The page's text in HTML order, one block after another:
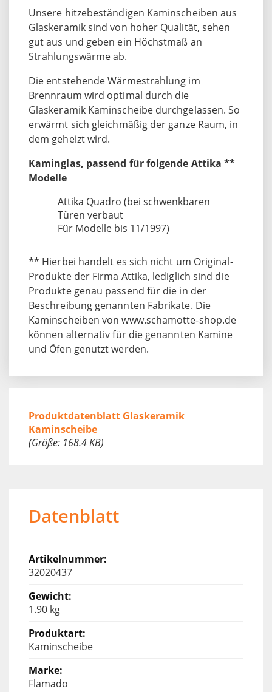
Unsere hitzebeständigen Kaminscheiben aus
Glaskeramik sind von hoher Qualität, sehen
gut aus und geben ein Höchstmaß an
Strahlungswärme ab.
Die entstehende Wärmestrahlung im
Brennraum wird optimal durch die
Glaskeramik Kaminscheibe durchgelassen. So
erwärmt sich gleichmäßig der ganze Raum, in
dem geheizt wird.
Kaminglas, passend für folgende Attika **
Modelle
Attika Quadro (bei schwenkbaren
Türen verbaut
Für Modelle bis 11/1997)
** Hierbei handelt es sich nicht um Original-
Produkte der Firma Attika, lediglich sind die
Produkte genau passend für die in der
Beschreibung genannten Fabrikate. Die
Kaminscheiben von www.schamotte-shop.de
können alternativ für die genannten Kamine
und Öfen genutzt werden.
Produktdatenblatt Glaskeramik
Kaminscheibe
(Größe: 168.4 KB)
Datenblatt
32020437
1.90 kg
Kaminscheibe
Flamado